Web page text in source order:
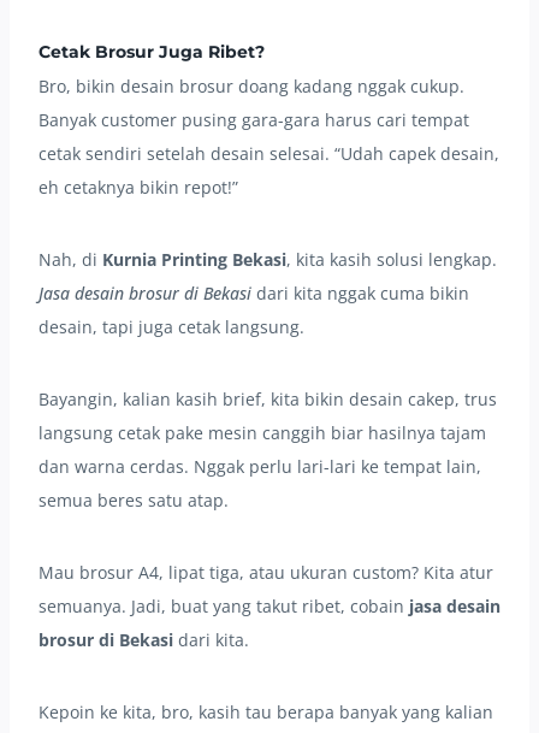
Cetak Brosur Juga Ribet?
Bro, bikin desain brosur doang kadang nggak cukup.
Banyak customer pusing gara-gara harus cari tempat
cetak sendiri setelah desain selesai. “Udah capek desain,
eh cetaknya bikin repot!”
Nah, di Kurnia Printing Bekasi, kita kasih solusi lengkap.
Jasa desain brosur di Bekasi dari kita nggak cuma bikin
desain, tapi juga cetak langsung.
Bayangin, kalian kasih brief, kita bikin desain cakep, trus
langsung cetak pake mesin canggih biar hasilnya tajam
dan warna cerdas. Nggak perlu lari-lari ke tempat lain,
semua beres satu atap.
Mau brosur A4, lipat tiga, atau ukuran custom? Kita atur
semuanya. Jadi, buat yang takut ribet, cobain jasa desain
brosur di Bekasi dari kita.
Kepoin ke kita, bro, kasih tau berapa banyak yang kalian